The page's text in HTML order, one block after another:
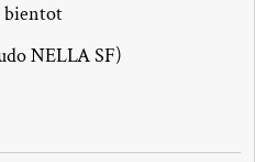
bientot
NELLA SF)